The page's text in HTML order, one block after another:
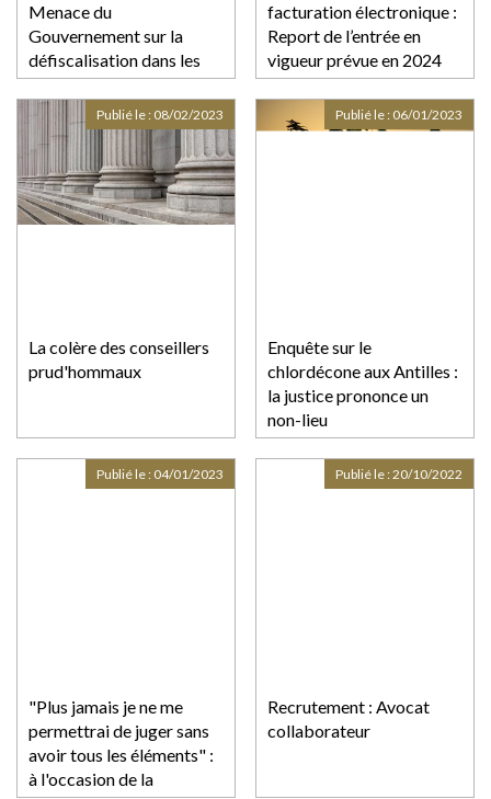
Menace du
Gouvernement sur la
défiscalisation dans les
outremers
facturation électronique :
Report de l’entrée en
vigueur prévue en 2024
La colère des conseillers
prud'hommaux
Publié le : 08/02/2023
Enquête sur le
chlordécone aux Antilles :
la justice prononce un
non-lieu
Publié le : 06/01/2023
"Plus jamais je ne me
permettrai de juger sans
avoir tous les éléments" :
à l'occasion de la
Publié le : 04/01/2023
Recrutement : Avocat
collaborateur
Publié le :20/10/2022